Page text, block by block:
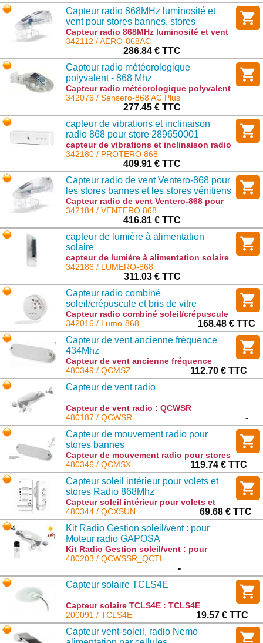
Capteur radio 868MHz luminosité et
vent pour stores bannes, stores
vénitiens et stores intérieurs raccordé
au secteur
Capteur radio 868MHz luminosité et vent
pour stores bannes, stores vénitiens et
stores intérieurs raccordé au secteur :
AERO-868AC
342112 / AERO-868AC
286.84 € TTC
Capteur radio météorologique
polyvalent - 868 Mhz
Capteur radio météorologique polyvalent
- 868 Mhz : Sensero-868 AC Plus
342076 / Sensero-868 AC Plus
277.45 € TTC
capteur de vibrations et inclinaison
radio 868 pour store 289650001
capteur de vibrations et inclinaison radio
868 pour store 289650001 : PROTERO 868
342180 / PROTERO 868
409.91 € TTC
Capteur radio de vent Ventero-868 pour
les stores bannes et les stores vénitiens
avec cellules solaires
Capteur radio de vent Ventero-868 pour
les stores bannes et les stores vénitiens
avec cellules solaires : VENTERO 868
342184 / VENTERO 868
416.81 € TTC
capteur de lumière à alimentation
solaire
capteur de lumière à alimentation solaire
: LUMERO-868
342186 / LUMERO-868
311.03 € TTC
Capteur radio combiné
soleil/crépuscule et bris de vitre
Capteur radio combiné soleil/crépuscule
et bris de vitre : Lumo-868
342016 / Lumo-868
168.48 € TTC
Capteur de vent ancienne fréquence
434Mhz
Capteur de vent ancienne fréquence
434Mhz : QCMSZ
480349 / QCMSZ
112.70 € TTC
Capteur de vent radio
Capteur de vent radio : QCWSR
480187 / QCWSR
-
Capteur de mouvement radio pour
stores bannes
Capteur de mouvement radio pour stores
bannes : QCMSX
480346 / QCMSX
119.74 € TTC
Capteur soleil intérieur pour volets et
stores Radio 868Mhz
Capteur soleil intérieur pour volets et
stores Radio 868Mhz : QCXSUN
480344 / QCXSUN
69.68 € TTC
Kit Radio Gestion soleil/vent : pour
Moteur radio GAPOSA
Kit Radio Gestion soleil/vent : pour
Moteur radio GAPOSA : QCWSSR_QCTL
480203 / QCWSSR_QCTL
-
Capteur solaire TCLS4E
Capteur solaire TCLS4E : TCLS4E
200091 / TCLS4E
19.57 € TTC
Capteur vent-soleil, radio Nemo